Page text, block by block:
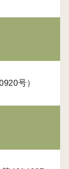
号）